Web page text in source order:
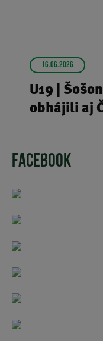
16.06.2026
U19 |
obhájili aj
FACEBOOK